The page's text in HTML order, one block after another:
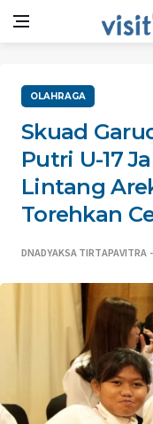
OLAHRAGA
Skuad
Putri U-17
Lintang
Torehkan
DNADYAKSA TIRTAPAVITRA